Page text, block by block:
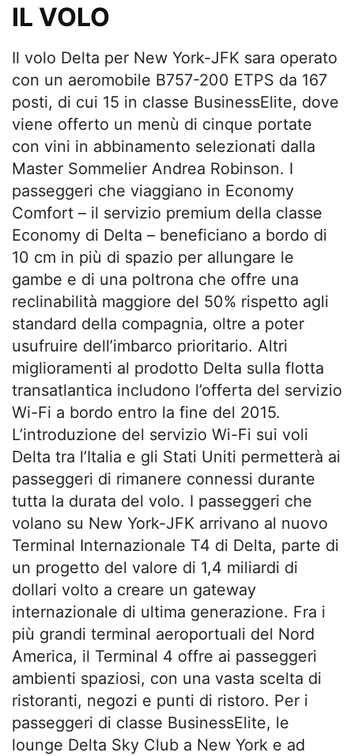
IL VOLO
Il volo Delta per New York-JFK sara operato
con un aeromobile B757-200 ETPS da 167
posti, di cui 15 in classe BusinessElite, dove
viene offerto un menù di cinque portate
con vini in abbinamento selezionati dalla
Master Sommelier Andrea Robinson. I
passeggeri che viaggiano in Economy
Comfort – il servizio premium della classe
Economy di Delta – beneficiano a bordo di
10 cm in più di spazio per allungare le
gambe e di una poltrona che offre una
reclinabilità maggiore del 50% rispetto agli
standard della compagnia, oltre a poter
usufruire dell’imbarco prioritario. Altri
miglioramenti al prodotto Delta sulla flotta
transatlantica includono l’offerta del servizio
Wi-Fi a bordo entro la fine del 2015.
L’introduzione del servizio Wi-Fi sui voli
Delta tra l’Italia e gli Stati Uniti permetterà ai
passeggeri di rimanere connessi durante
tutta la durata del volo. I passeggeri che
volano su New York-JFK arrivano al nuovo
Terminal Internazionale T4 di Delta, parte di
un progetto del valore di 1,4 miliardi di
dollari volto a creare un gateway
internazionale di ultima generazione. Fra i
più grandi terminal aeroportuali del Nord
America, il Terminal 4 offre ai passeggeri
ambienti spaziosi, con una vasta scelta di
ristoranti, negozi e punti di ristoro. Per i
passeggeri di classe BusinessElite, le
lounge Delta Sky Club a New York e ad